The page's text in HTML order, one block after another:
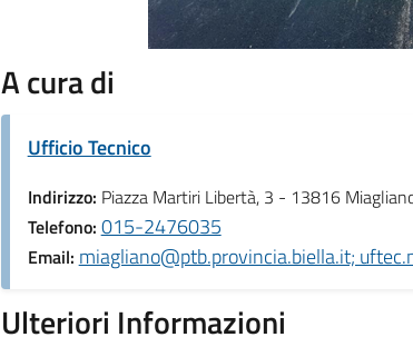
A cura di
Ufficio Tecnico
Indirizzo: Piazza Martiri Libertà, 3 - 13816
Telefono: 015-2476035
Email: miagliano@ptb.provincia.biella.it;
Ulteriori Informazioni